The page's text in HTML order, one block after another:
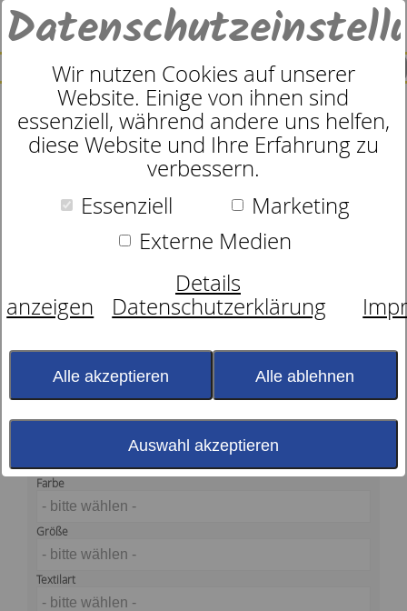
SUCHE
0
Produkte Textilien dormabell home Kissenbezüge
5 Produkte
dormabell home
Kissenbezüge - Betten
Weissenbach
strengen dormabell-Qualitätsrichtlinien
hergestellt. Das Ergebnis sind
pillingarm und angenehm weich sind. Sie
erhalten die Kissenbezüge in einer
großen Farbauswahl.
Farbe
- bitte wählen -
Größe
- bitte wählen -
Textilart
- bitte wählen -
Wir nutzen Cookies auf unserer
Website. Einige von ihnen sind
essenziell, während andere uns helfen,
diese Website und Ihre Erfahrung zu
verbessern.
Essenziell
Marketing
Externe Medien
Details
anzeigen
Datenschutzerklärung
Alle akzeptieren Alle ablehnen
Auswahl akzeptieren